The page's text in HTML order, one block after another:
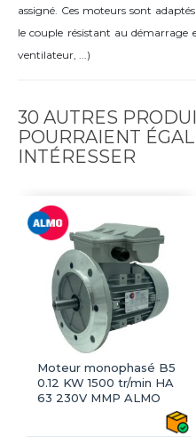
assigné. Ces moteurs sont
le couple résistant au démarrage
ventilateur, ...)
30 AUTRES
POURRAIENT
INTÉRESSER
Moteur monophasé B5
0.12 KW 1500 tr/min HA
63 230V MMP ALMO